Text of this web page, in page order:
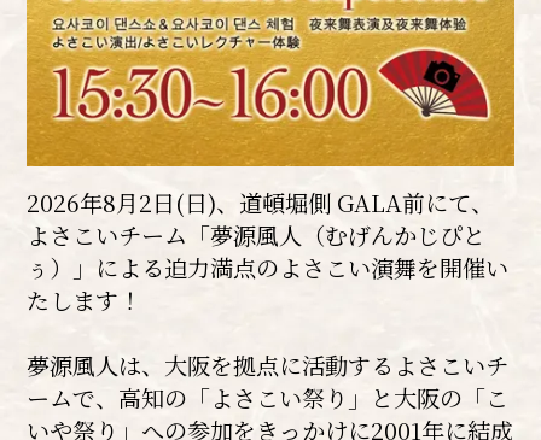
2026年8月2日(日)、道頓堀側 GALA前にて、
よさこいチーム「夢源風人（むげんかじぴと
ぅ）」による迫力満点のよさこい演舞を開催い
たします！
夢源風人は、大阪を拠点に活動するよさこいチ
ームで、高知の「よさこい祭り」と大阪の「こ
いや祭り」への参加をきっかけに2001年に結成